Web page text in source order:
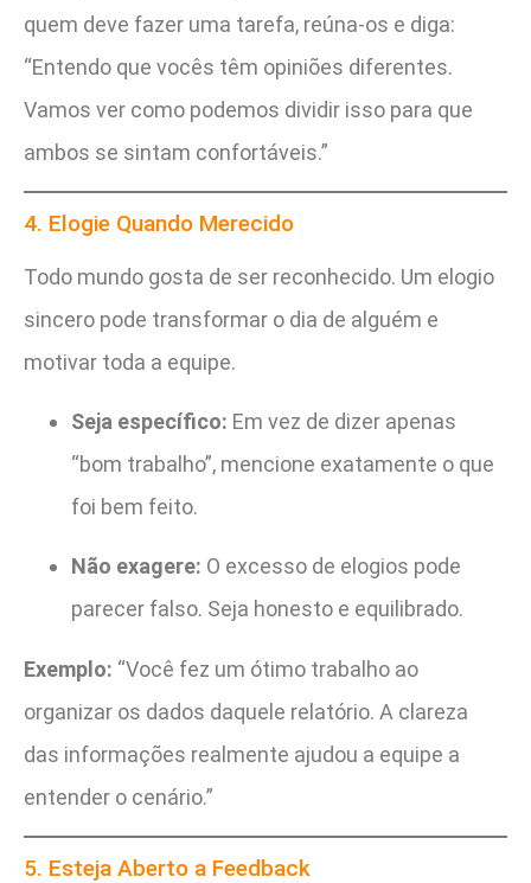
quem deve fazer uma tarefa, reúna-os e diga:
“Entendo que vocês têm opiniões diferentes.
Vamos ver como podemos dividir isso para que
ambos se sintam confortáveis.”
4. Elogie Quando Merecido
Todo mundo gosta de ser reconhecido. Um elogio
sincero pode transformar o dia de alguém e
motivar toda a equipe.
Seja específico: Em vez de dizer apenas
“bom trabalho”, mencione exatamente o que
foi bem feito.
Não exagere: O excesso de elogios pode
parecer falso. Seja honesto e equilibrado.
Exemplo: “Você fez um ótimo trabalho ao
organizar os dados daquele relatório. A clareza
das informações realmente ajudou a equipe a
entender o cenário.”
5. Esteja Aberto a Feedback